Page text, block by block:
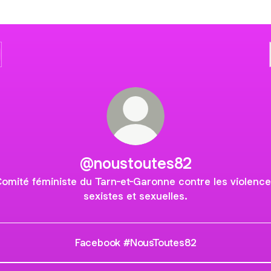
@noustoutes82
féministe du Tarn-et-Garonne contre les
sexistes et sexuelles.
Facebook #NousToutes82